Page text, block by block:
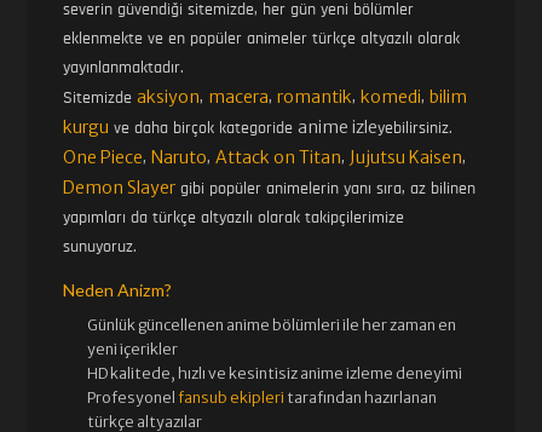
severin güvendiği sitemizde, her gün yeni bölümler
eklenmekte ve en popüler animeler türkçe altyazılı olarak
yayınlanmaktadır.
Sitemizdeaksiyon, macera,romantik, komedi, bilim
kurgu ve daha birçok kategoride anime izleyebilirsiniz.
One Piece, Naruto,Attack on Titan, Jujutsu Kaisen,
Demon Slayer gibi popüler animelerin yanı sıra, az bilinen
yapımları da türkçe altyazılı olarak takipçilerimize
sunuyoruz.
Neden Anizm?
Günlük güncellenen anime bölümleri ile her zaman en
yeni içerikler
HD kalitede, hızlı ve kesintisiz anime izleme deneyimi
Profesyonelfansub ekipleri tarafından hazırlanan
türkçe altyazılar